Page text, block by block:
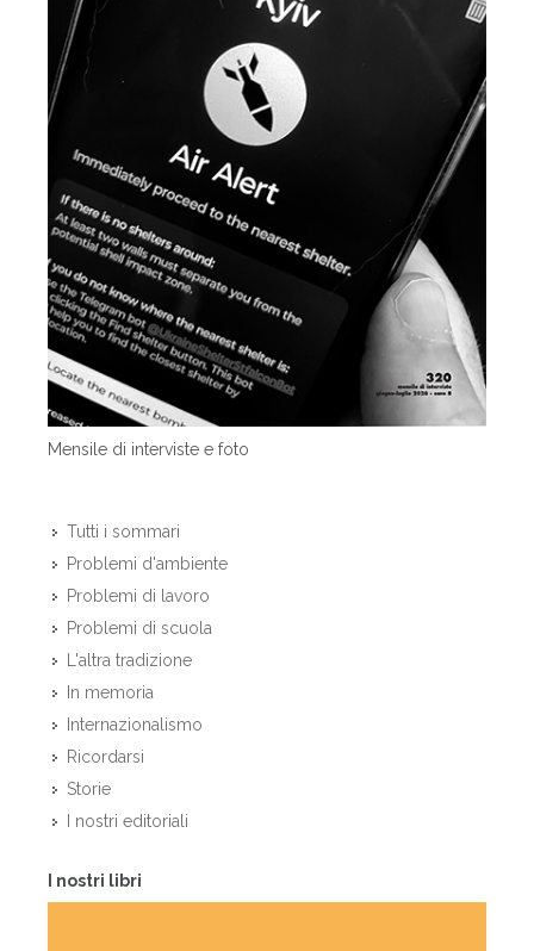
Mensile di interviste e foto
Tutti i sommari
Problemi d'ambiente
Problemi di lavoro
Problemi di scuola
L'altra tradizione
In memoria
Internazionalismo
Ricordarsi
Storie
I nostri editoriali
I nostri libri